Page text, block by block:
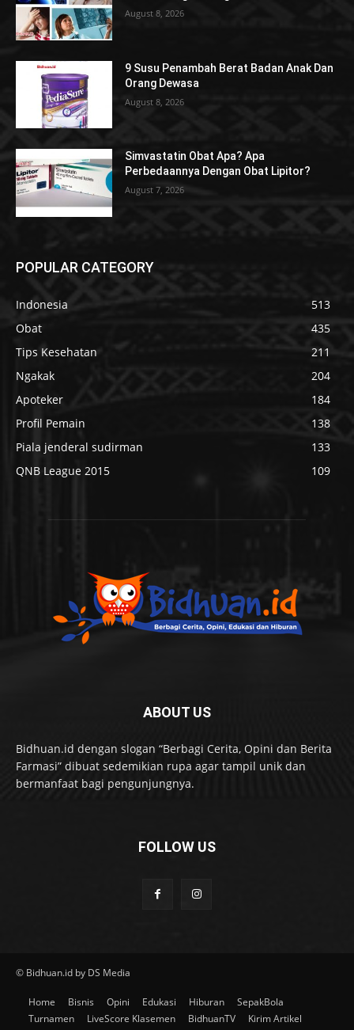
August 8, 2026
9 Susu Penambah Berat Badan Anak Dan
Orang Dewasa
August 8, 2026
Simvastatin Obat Apa? Apa
Perbedaannya Dengan Obat Lipitor?
August 7, 2026
POPULAR CATEGORY
Indonesia
513
Obat
435
Tips Kesehatan
211
Ngakak
204
Apoteker
184
Profil Pemain
138
Piala jenderal sudirman
133
QNB League 2015
109
ABOUT US
Bidhuan.id dengan slogan “Berbagi Cerita, Opini dan Berita
Farmasi” dibuat sedemikian rupa agar tampil unik dan
bermanfaat bagi pengunjungnya.
FOLLOW US
© Bidhuan.id by DS Media
Home Bisnis Opini Edukasi Hiburan
SepakBola
Turnamen
LiveScore Klasemen BidhuanTV
Kirim Artikel